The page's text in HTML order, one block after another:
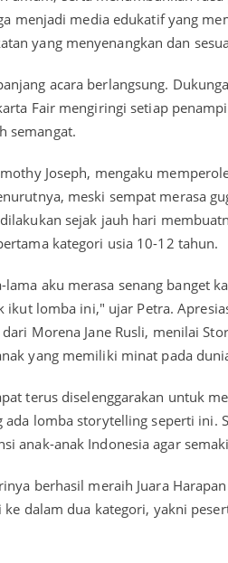
menjadi media edukatif yang
yang menyenangkan dan
acara berlangsung.
Fair mengiringi setiap
semangat.
Joseph, mengaku
meski sempat merasa
sejak jauh hari
kategori usia 10-12 tahun.
aku merasa senang banget
ikut lomba ini," ujar Petra.
Morena Jane Rusli, menilai
yang memiliki minat pada
terus diselenggarakan untuk
ada lomba storytelling seperti ini.
anak-anak Indonesia agar
berhasil meraih Juara
dalam dua kategori, yakni